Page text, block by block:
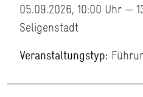
05.09.2026, 10:00 Uhr —
Seligenstadt
Veranstaltungstyp: